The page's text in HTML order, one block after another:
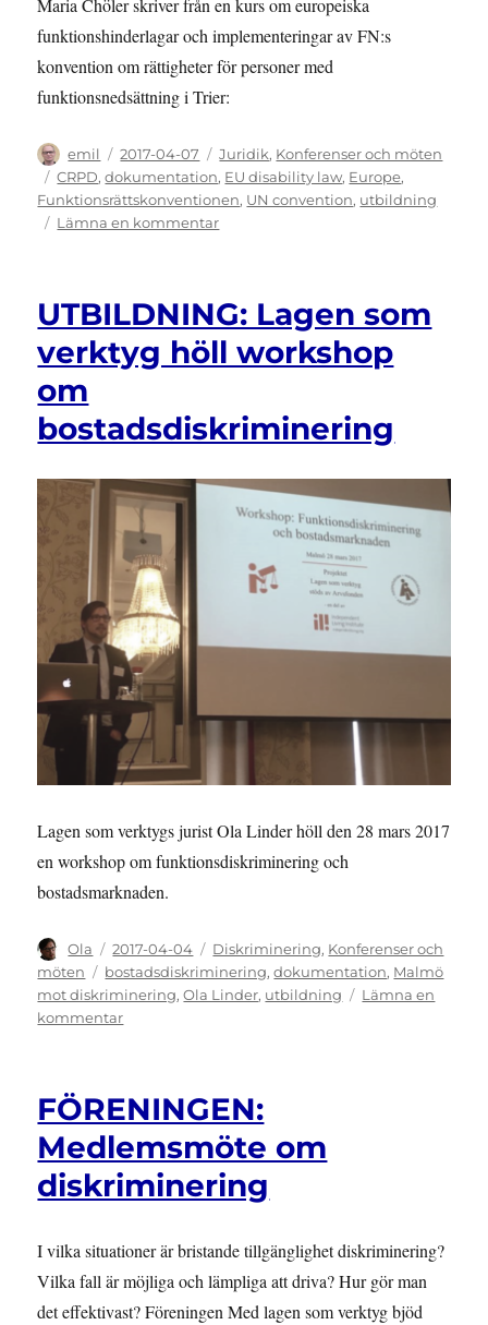
Maria Chöler skriver från en kurs om europeiska
funktionshinderlagar och implementeringar av FN:s
konvention om rättigheter för personer med
funktionsnedsättning i Trier:
Författare
emil
Publicerat
den
2017-04-07 Kategorier
Juridik, Konferenser och möten
Etiketter
CRPD,dokumentation, EU disability law, Europe,
Funktionsrättskonventionen, UN convention, utbildning
Lämna en kommentartill
law
the
on
persons
disability
UTBILDNING: Lagen som
verktyg höll workshop
om
bostadsdiskriminering
Lagen som verktygs jurist Ola Linder höll den 28 mars 2017
en workshop om funktionsdiskriminering och
bostadsmarknaden.
Författare
Ola
Publicerat
den
2017-04-04 Kategorier
Diskriminering, Konferenser och
möten
Etiketter
bostadsdiskriminering,dokumentation, Malmö
mot diskriminering,Ola Linder, utbildning
Lämna en
kommentartill
verktyg
workshop
om
bostadsdiskriminering
FÖRENINGEN:
Medlemsmöte om
diskriminering
I vilka situationer är bristande tillgänglighet diskriminering?
Vilka fall är möjliga och lämpliga att driva? Hur gör man
det effektivast? Föreningen Med lagen som verktyg bjöd